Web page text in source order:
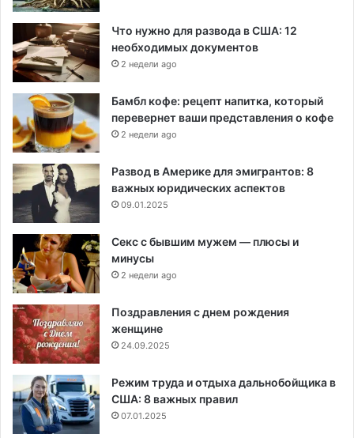
Что нужно для развода в США: 12
необходимых документов
2 недели ago
Бамбл кофе: рецепт напитка, который
перевернет ваши представления о кофе
2 недели ago
Развод в Америке для эмигрантов: 8
важных юридических аспектов
09.01.2025
Секс с бывшим мужем — плюсы и
минусы
2 недели ago
Поздравления с днем рождения
женщине
24.09.2025
Режим труда и отдыха дальнобойщика в
США: 8 важных правил
07.01.2025